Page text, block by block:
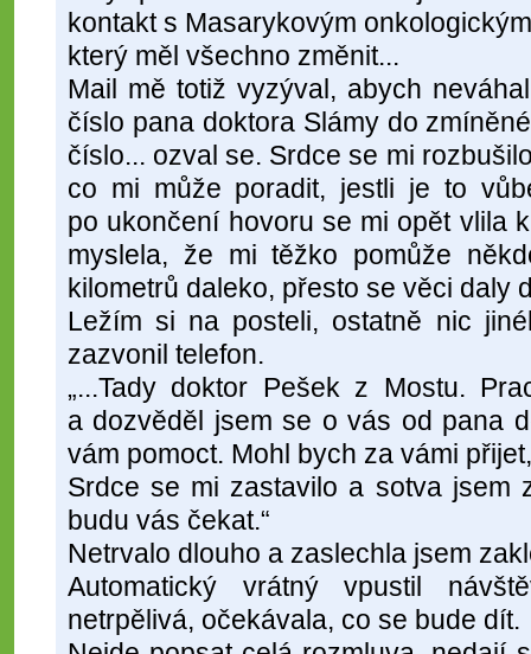
kontakt s Masarykovým
který měl všechno změnit...
Mail mě totiž vyzýval, abych
číslo pana doktora Slámy do
číslo... ozval se. Srdce se mi
co mi může poradit, jestli je to
po ukončení hovoru se mi opět vlila
myslela, že mi těžko pomůže
kilometrů daleko, přesto se věci daly
Ležím si na posteli, ostatně nic
zazvonil telefon.
„...Tady doktor Pešek z Mostu.
a dozvěděl jsem se o vás od pana
vám pomoct. Mohl bych za vámi
Srdce se mi zastavilo a sotva jsem
budu vás čekat.“
Netrvalo dlouho a zaslechla jsem
Automatický vrátný vpustil
netrpělivá, očekávala, co se bude dít.